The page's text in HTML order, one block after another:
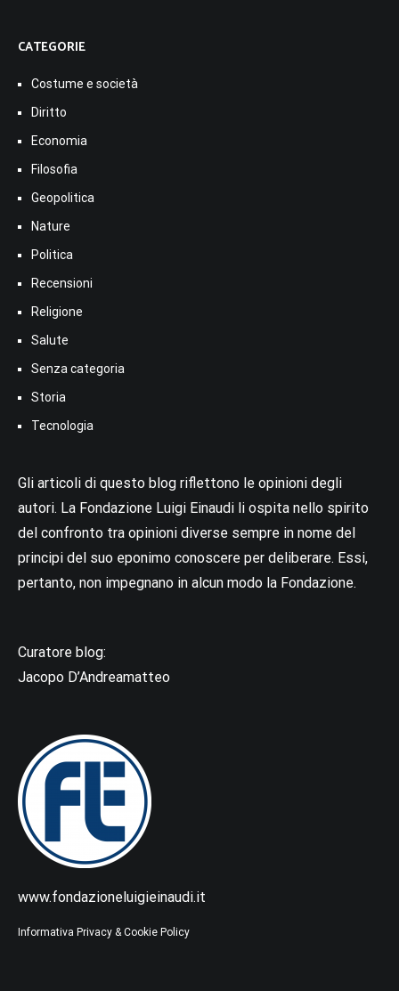
CATEGORIE
Costume e società
Diritto
Economia
Filosofia
Geopolitica
Nature
Politica
Recensioni
Religione
Salute
Senza categoria
Storia
Tecnologia
Gli articoli di questo blog riflettono le opinioni degli
autori. La Fondazione Luigi Einaudi li ospita nello spirito
del confronto tra opinioni diverse sempre in nome del
principi del suo eponimo conoscere per deliberare. Essi,
pertanto, non impegnano in alcun modo la Fondazione.
Curatore blog:
Jacopo D’Andreamatteo
www.fondazioneluigieinaudi.it
Informativa Privacy & Cookie Policy